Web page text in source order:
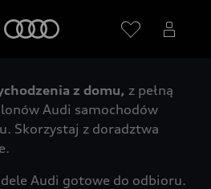
Partnera Audi
z domu, z pełną
Audi samochodów
Skorzystaj z doradztwa
Audi gotowe do odbioru.